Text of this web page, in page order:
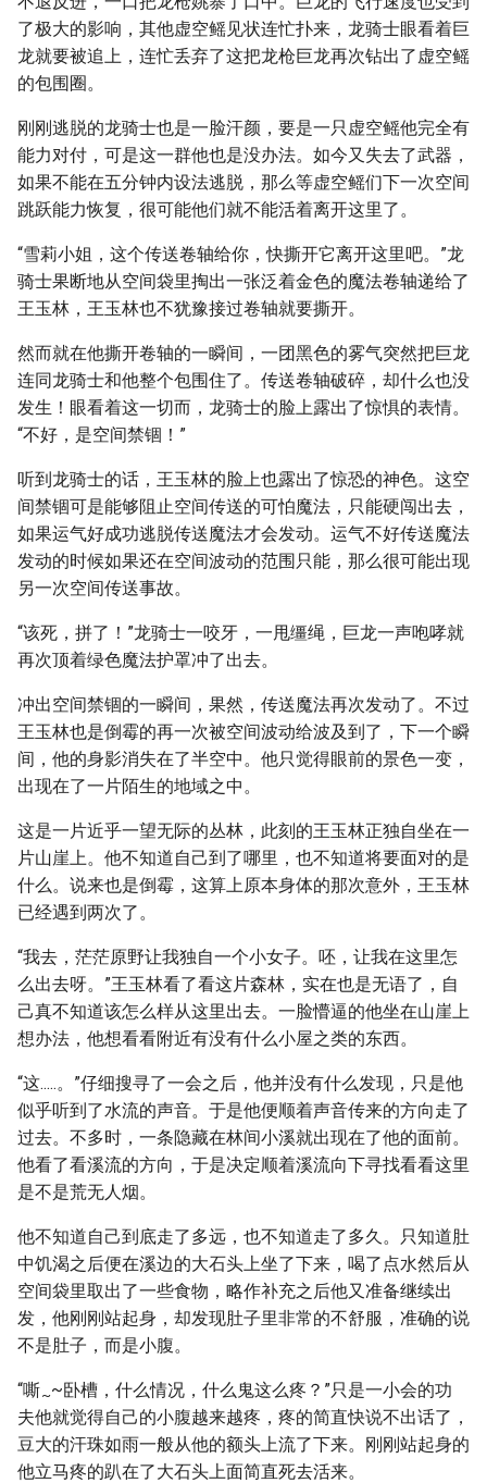
了极大的影响，其他虚空鳐见状连忙扑来，龙骑士眼看着巨
龙就要被追上，连忙丢弃了这把龙枪巨龙再次钻出了虚空鳐
的包围圈。
刚刚逃脱的龙骑士也是一脸汗颜，要是一只虚空鳐他完全有
能力对付，可是这一群他也是没办法。如今又失去了武器，
如果不能在五分钟内设法逃脱，那么等虚空鳐们下一次空间
跳跃能力恢复，很可能他们就不能活着离开这里了。
“雪莉小姐，这个传送卷轴给你，快撕开它离开这里吧。”龙
骑士果断地从空间袋里掏出一张泛着金色的魔法卷轴递给了
王玉林，王玉林也不犹豫接过卷轴就要撕开。
然而就在他撕开卷轴的一瞬间，一团黑色的雾气突然把巨龙
连同龙骑士和他整个包围住了。传送卷轴破碎，却什么也没
发生！眼看着这一切而，龙骑士的脸上露出了惊惧的表情。
“不好，是空间禁锢！”
听到龙骑士的话，王玉林的脸上也露出了惊恐的神色。这空
间禁锢可是能够阻止空间传送的可怕魔法，只能硬闯出去，
如果运气好成功逃脱传送魔法才会发动。运气不好传送魔法
发动的时候如果还在空间波动的范围只能，那么很可能出现
另一次空间传送事故。
“该死，拼了！”龙骑士一咬牙，一甩缰绳，巨龙一声咆哮就
再次顶着绿色魔法护罩冲了出去。
冲出空间禁锢的一瞬间，果然，传送魔法再次发动了。不过
王玉林也是倒霉的再一次被空间波动给波及到了，下一个瞬
间，他的身影消失在了半空中。他只觉得眼前的景色一变，
出现在了一片陌生的地域之中。
这是一片近乎一望无际的丛林，此刻的王玉林正独自坐在一
片山崖上。他不知道自己到了哪里，也不知道将要面对的是
什么。说来也是倒霉，这算上原本身体的那次意外，王玉林
已经遇到两次了。
“我去，茫茫原野让我独自一个小女子。呸，让我在这里怎
么出去呀。”王玉林看了看这片森林，实在也是无语了，自
己真不知道该怎么样从这里出去。一脸懵逼的他坐在山崖上
想办法，他想看看附近有没有什么小屋之类的东西。
“这.....。”仔细搜寻了一会之后，他并没有什么发现，只是他
似乎听到了水流的声音。于是他便顺着声音传来的方向走了
过去。不多时，一条隐藏在林间小溪就出现在了他的面前。
他看了看溪流的方向，于是决定顺着溪流向下寻找看看这里
是不是荒无人烟。
他不知道自己到底走了多远，也不知道走了多久。只知道肚
中饥渴之后便在溪边的大石头上坐了下来，喝了点水然后从
空间袋里取出了一些食物，略作补充之后他又准备继续出
发，他刚刚站起身，却发现肚子里非常的不舒服，准确的说
不是肚子，而是小腹。
“嘶~~卧槽，什么情况，什么鬼这么疼？”只是一小会的功
夫他就觉得自己的小腹越来越疼，疼的简直快说不出话了，
豆大的汗珠如雨一般从他的额头上流了下来。刚刚站起身的
他立马疼的趴在了大石头上面简直死去活来。